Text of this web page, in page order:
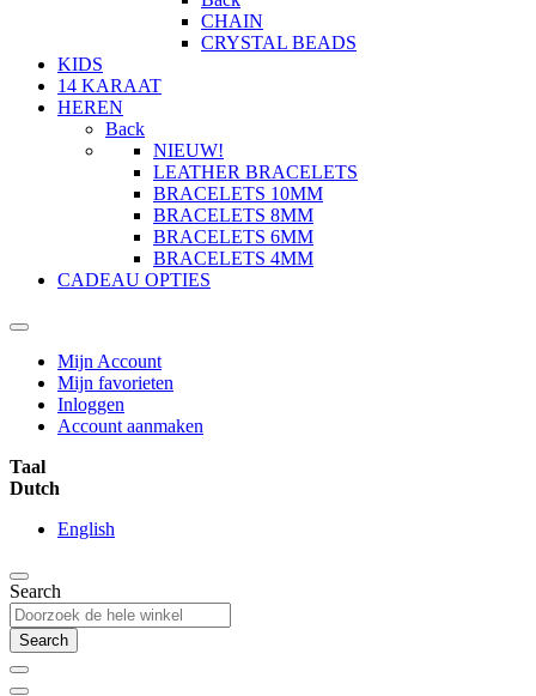
CHAIN
CRYSTAL BEADS
KIDS
14 KARAAT
HEREN
Back
NIEUW!
LEATHER BRACELETS
BRACELETS 10MM
BRACELETS 8MM
BRACELETS 6MM
BRACELETS 4MM
CADEAU OPTIES
Mijn Account
Mijn favorieten
Inloggen
Account aanmaken
Taal
Dutch
English
Search
Search